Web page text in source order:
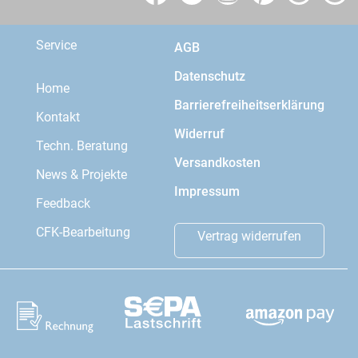
Service
Home
Kontakt
Techn. Beratung
News & Projekte
Feedback
CFK-Bearbeitung
AGB
Datenschutz
Barrierefreiheitserklärung
Widerruf
Versandkosten
Impressum
Vertrag widerrufen